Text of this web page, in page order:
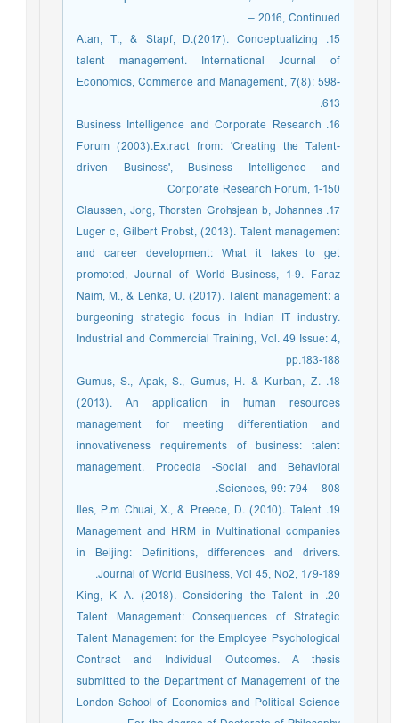
2016, Continued –
15. Atan, T., & Stapf, D.(2017). Conceptualizing
talent management. International Journal of
Economics, Commerce and Management, 7(8): 598-
613.
16. Business Intelligence and Corporate Research
Forum (2003).Extract from: 'Creating the Talent-
driven Business', Business Intelligence and
Corporate Research Forum, 1-150
17. Claussen, Jorg, Thorsten Grohsjean b, Johannes
Luger c, Gilbert Probst, (2013). Talent management
and career development: What it takes to get
promoted, Journal of World Business, 1-9. Faraz
Naim, M., & Lenka, U. (2017). Talent management: a
burgeoning strategic focus in Indian IT industry.
Industrial and Commercial Training, Vol. 49 Issue: 4,
pp.183-188
18. Gumus, S., Apak, S., Gumus, H. & Kurban, Z.
(2013). An application in human resources
management for meeting differentiation and
innovativeness requirements of business: talent
management. Procedia -Social and Behavioral
Sciences, 99: 794 – 808.
19. Iles, P.m Chuai, X., & Preece, D. (2010). Talent
Management and HRM in Multinational companies
in Beijing: Definitions, differences and drivers.
Journal of World Business, Vol 45, No2, 179-189.
20. King, K A. (2018). Considering the Talent in
Talent Management: Consequences of Strategic
Talent Management for the Employee Psychological
Contract and Individual Outcomes. A thesis
submitted to the Department of Management of the
London School of Economics and Political Science